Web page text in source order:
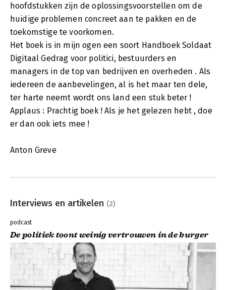
hoofdstukken zijn de oplossingsvoorstellen om de
huidige problemen concreet aan te pakken en de
toekomstige te voorkomen.
Het boek is in mijn ogen een soort Handboek Soldaat
Digitaal Gedrag voor politici, bestuurders en
managers in de top van bedrijven en overheden . Als
iedereen de aanbevelingen, al is het maar ten dele,
ter harte neemt wordt ons land een stuk beter !
Applaus : Prachtig boek ! Als je het gelezen hebt , doe
er dan ook iets mee !
Anton Greve
Interviews en artikelen (2)
podcast
De politiek toont weinig vertrouwen in de burger